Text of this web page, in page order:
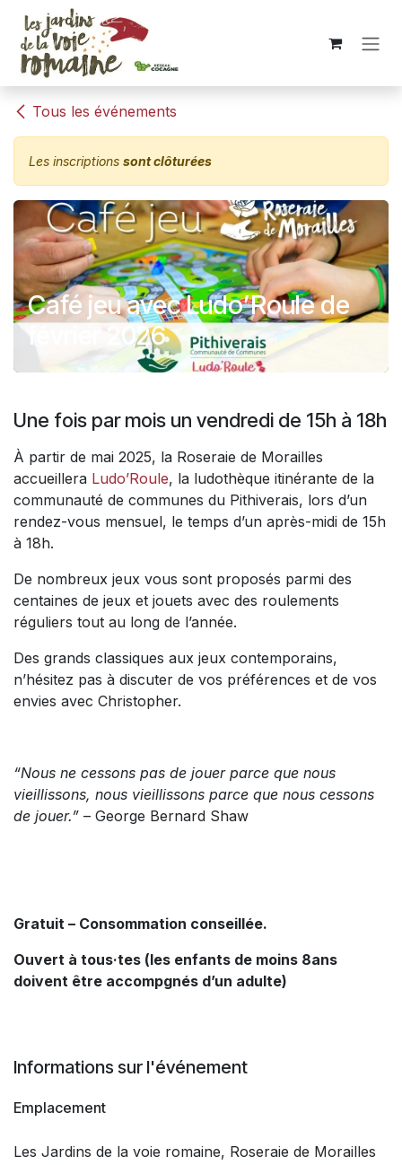
Se rendre au contenu
Tous les événements
Les inscriptions sont clôturées
Café jeu avec Ludo’Roule de
février 2026
Une fois par mois un vendredi de 15h à 18h
À partir de mai 2025, la Roseraie de Morailles
accueillera Ludo’Roule, la ludothèque itinérante de la
communauté de communes du Pithiverais, lors d’un
rendez-vous mensuel, le temps d’un après-midi de 15h
à 18h.
De nombreux jeux vous sont proposés parmi des
centaines de jeux et jouets avec des roulements
réguliers tout au long de l’année.
Des grands classiques aux jeux contemporains,
n’hésitez pas à discuter de vos préférences et de vos
envies avec Christopher.
“Nous ne cessons pas de jouer parce que nous
vieillissons, nous vieillissons parce que nous cessons
de jouer.” – George Bernard Shaw
Gratuit – Consommation conseillée.
Ouvert à tous·tes (les enfants de moins 8ans
doivent être accompgnés d’un adulte)
Informations sur l'événement
Emplacement
Les Jardins de la voie romaine, Roseraie de Morailles